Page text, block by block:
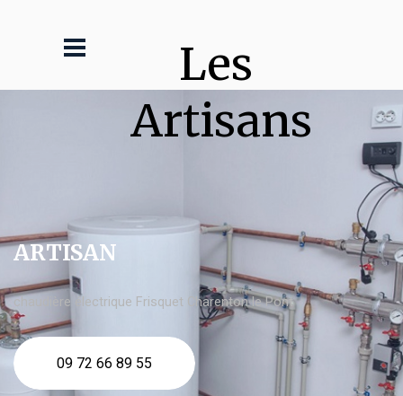
Les
Artisans
ARTISAN
chaudière électrique Frisquet Charenton le Pont
09 72 66 89 55